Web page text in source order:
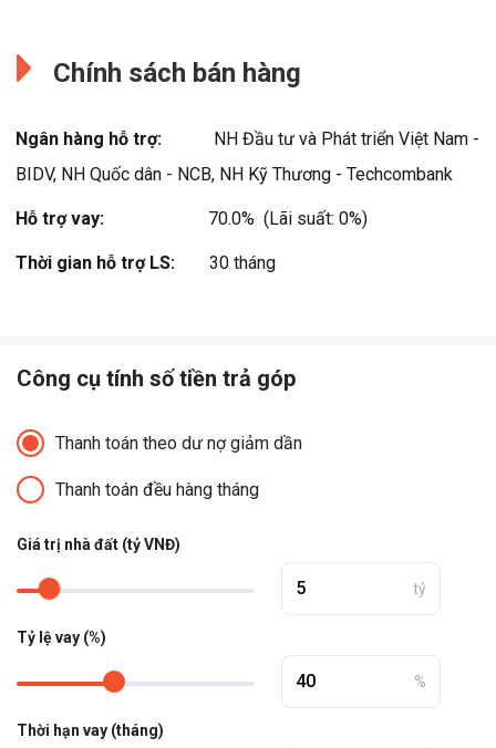
Chính sách bán hàng
Ngân hàng hỗ trợ:
NH Đầu tư và Phát triển Việt Nam -
BIDV, NH Quốc dân - NCB, NH Kỹ Thương - Techcombank
Hỗ trợ vay: 70.0%  (Lãi suất: 0%)
Thời gian hỗ trợ LS: 30 tháng
Công cụ tính số tiền trả góp
Thanh toán theo dư nợ giảm dần
Thanh toán đều hàng tháng
Giá trị nhà đất (tỷ VNĐ)
tỷ
Tỷ lệ vay (%)
%
Thời hạn vay (tháng)